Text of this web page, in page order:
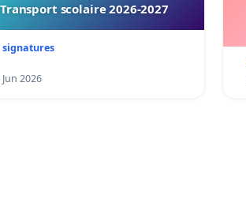
Transport scolaire 2026-2027
signatures
Jun 2026